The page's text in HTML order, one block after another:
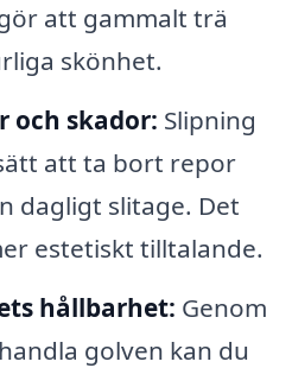
att gammalt trä
skönhet.
och skador: Slipning
att ta bort repor
dagligt slitage. Det
estetiskt tilltalande.
hållbarhet: Genom
golven kan du